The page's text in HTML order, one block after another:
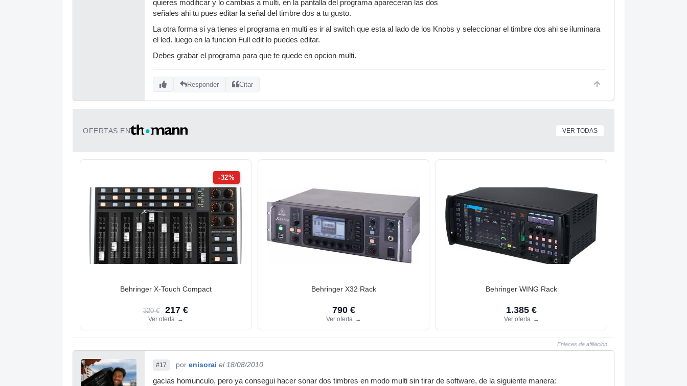
B23 WHEEL LD - ROCK/POP - LEAD -Single- Off
aunque lo ponga en modo multi? ¿o que si lo pongo me suena un sonido por
defecto y no se puede cambiar?
gracias, un saludo.
quieres modificar y lo cambias a multi, en la pantalla del programa apareceran las dos
señales ahi tu pues editar la señal del timbre dos a tu gusto.
La otra forma si ya tienes el programa en multi es ir al switch que esta al lado de los Knobs y seleccionar el timbre dos ahi se iluminara
el led. luego en la funcion Full edit lo puedes editar.
Debes grabar el programa para que te quede en opcion multi.
Responder Citar
OFERTAS EN VER TODAS
-32%
Behringer X-Touch Compact
320 € 217 €
Ver oferta →
Behringer X32 Rack
790 €
Ver oferta →
Behringer WING Rack
1.385 €
Ver oferta →
Enlaces de afiliación
#17 por enisorai el 18/08/2010
gacias homunculo, pero ya consegui hacer sonar dos timbres en modo multi sin tirar de software, de la siguiente manera: